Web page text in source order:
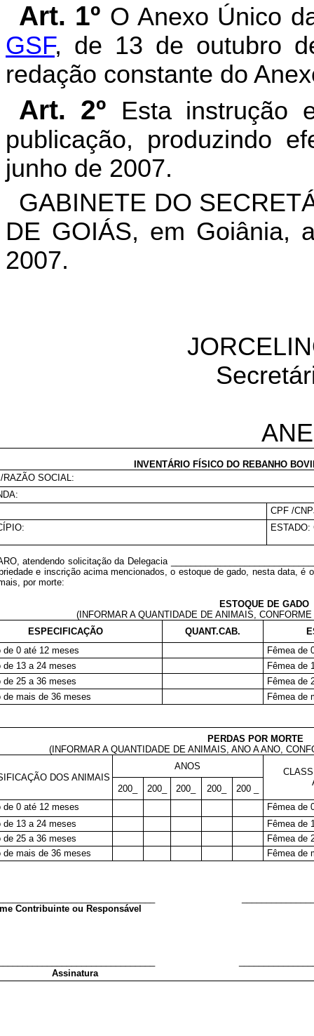
Art. 1º O Anexo Único
GSF, de 13 de outubro
redação constante do
Art. 2º
Esta instrução
publicação, produzindo
junho de 2007.
GABINETE DO
DE GOIÁS, em Goiânia,
2007.
INVENTÁRIO FÍSICO DO REBANHO
RAZÃO SOCIAL:
CPF /
ESTADO:
atendendo solicitação da Delegacia
e inscrição acima mencionados, o estoque de gado, nesta data, é
por morte:
ESTOQUE DE GADO
(INFORMAR A QUANTIDADE DE ANIMAIS,
ESPECIFICAÇÃO
QUANT.CAB.
de 0 até 12 meses
Fêmea de
de 13 a 24 meses
Fêmea de
de 25 a 36 meses
Fêmea de
de mais de 36 meses
Fêmea de
PERDAS POR MORTE
(INFORMAR A QUANTIDADE DE ANIMAIS, ANO A ANO,
DOS ANIMAIS
ANOS
200_ 200_ 200_ 200_
200 _
de 0 até 12 meses
Fêmea de
de 13 a 24 meses
Fêmea de
de 25 a 36 meses
Fêmea de
de mais de 36 meses
Fêmea de
Contribuinte ou Responsável
Assinatura